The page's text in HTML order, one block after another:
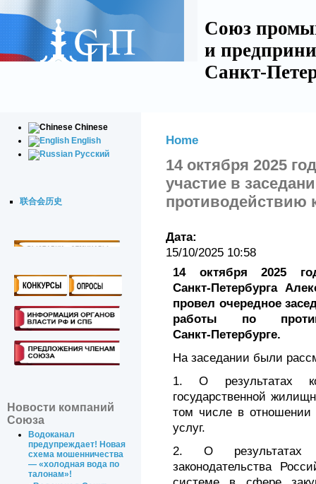
Союз
и
Санкт-
Chinese
English
Русский
联合会历史
Новости компаний
Союза
Водоканал
предупреждает! Новая
схема мошенничества
— «холодная вода по
талонам»!
Home
14 октября 2025
участие в
противодействию
Дата:
15/10/2025 10:58
14 октября 2025
Санкт‑Петербурга
провел очередное
работы по
Санкт‑Петербурге.
На заседании были
1. О результатах
государственной
том числе в отношении
услуг.
2. О результатах
законодательства